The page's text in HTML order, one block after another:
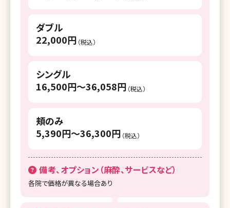
湘南美容クリニック 南越谷院
湘南美容クリニック 川越院
湘南美容クリニック 熊谷院
湘南美容クリニック 千葉センシティ院
湘南美容皮フ科 千葉院
湘南美容クリニック 船橋院
湘南美容クリニック 松戸院
ダブル
22,000円 （税込）
シングル
16,500円〜36,058円 （税込）
頬のみ
5,390円〜36,300円 （税込）
備考、オプション（麻酔、サービスなど）
各院で価格が異なる場合あり